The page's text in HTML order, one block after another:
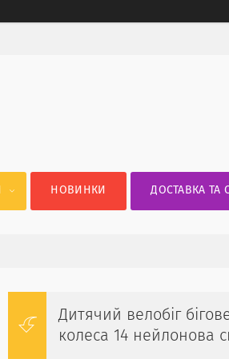
НОВИНКИ ДОСТАВКА ТА
Дитячий велобіг
колеса 14 нейлонова